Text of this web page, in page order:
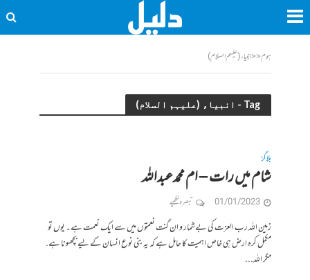
ہوم<<انبیاء (علیہم السلام)
Tag - انبیاء (علیہم السلام)
بلاگز
شام میں رات – ام محمدعبداللہ
01/01/2023 تبصرہ لکھیے
زمین اللہ رب العزت کی بےشمار و ان گنت نعمتوں میں سے ایک نعمت ہے۔ یوں تو
مکمل کرہ ارض ہی خاص اہمیت کا حامل ہے کہ یہ بنی نوع انسان کے لیے بچھونا ہے.
مگر اللہ...